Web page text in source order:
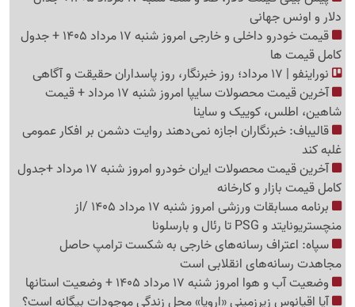
دلار و اونس جهانی
قیمت خودرو داخلی و خارجی امروز شنبه 17 مرداد 1405 + جدول
کامل قیمت ها
نوراینفو | 17 مرداد؛ روز خبرنگار، روز پاسداران حقیقت و آگاهی
آخرین قیمت محصولات سایپا امروز شنبه 17 مرداد + قیمت
شاهین، اطلس، کوییک و ساینا
قالیباف: خبرنگاران اجازه نمی‌دهند روایت دشمن بر افکار عمومی
غلبه کند
آخرین قیمت محصولات ایران خودرو امروز شنبه 17 مرداد +جدول
کامل قیمت بازار و کارخانه
برنامه مسابقات ورزشی امروز شنبه 17 مرداد 1405 /از
منچستریونایتد و PSG تا رئال و بارسلونا
سپاه: اعتراف رسانه‌های خارجی به شکست ترامپ حاصل
مجاهدت رسانه‌های انقلابی است
وضعیت آب و هوا امروز شنبه 17 مرداد 1405 + وضعیت استانها
آیا اقیانوس زیرزمینی «اروپا» محل زندگی موجودات بیگانه است؟